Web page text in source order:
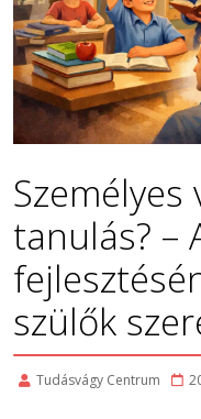
Személyes
tanulás? –
szülők
Tudásvágy Centrum